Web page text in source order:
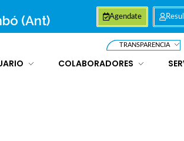
(Ant) Agendate
TRANSPARENCIA
COLABORADORES